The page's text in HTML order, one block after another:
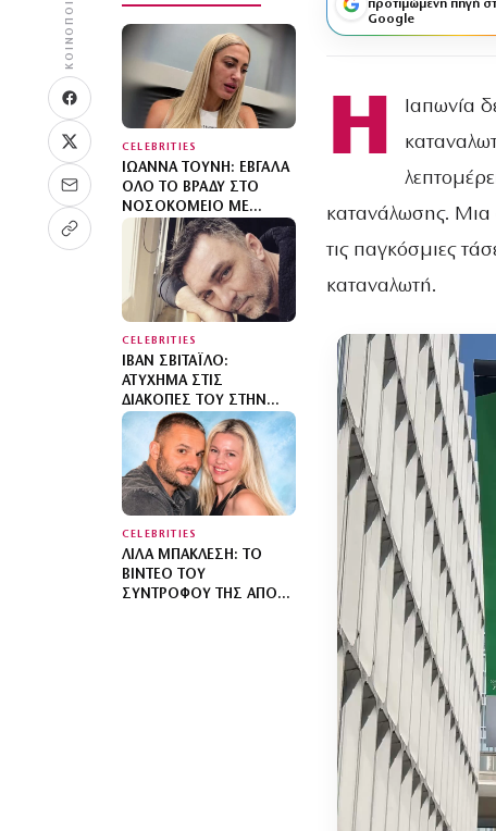
ΚΟΙΝΟΠΟΊΗΣΗ
CELEBRITIES
ΙΩΆΝΝΑ ΤΟΎΝΗ: ΈΒΓΑΛΑ
ΌΛΟ ΤΟ ΒΡΆΔΥ ΣΤΟ
ΝΟΣΟΚΟΜΕΊΟ ΜΕ
ΟΡΟΎΣ ΚΑΙ ΑΝΤΙΒΙΏΣΕΙΣ
CELEBRITIES
ΙΒΆΝ ΣΒΙΤΆΙΛΟ:
ΑΤΎΧΗΜΑ ΣΤΙΣ
ΔΙΑΚΟΠΈΣ ΤΟΥ ΣΤΗΝ
ΚΈΡΚΥΡΑ
CELEBRITIES
ΛΊΛΑ ΜΠΑΚΛΈΣΗ: ΤΟ
ΒΊΝΤΕΟ ΤΟΥ
ΣΥΝΤΡΌΦΟΥ ΤΗΣ ΑΠΌ
προτιμώμενη πηγή
Google
Η
Ιαπωνία
κατανάλωσης. Μια
τις παγκόσμιες
καταναλωτή.